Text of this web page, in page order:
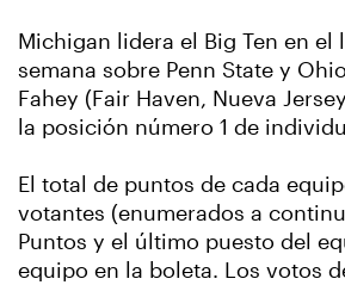
Michigan lidera el Big Ten en
semana sobre Penn State y
Fahey (Fair Haven, Nueva
la posición número 1 de
El total de puntos de cada
votantes (enumerados a
Puntos y el último puesto del
equipo en la boleta. Los votos